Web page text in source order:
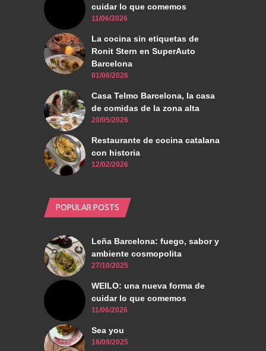
cuidar lo que comemos
11/06/2026
La cocina sin etiquetas de
Ronit Stern en SuperAuto
Barcelona
01/06/2026
Casa Telmo Barcelona, la casa
de comidas de la zona alta
20/05/2026
Restaurante de cocina catalana
con historia
12/02/2026
POPULAR POSTS
Leña Barcelona: fuego, sabor y
ambiente cosmopolita
27/10/2025
WEILO: una nueva forma de
cuidar lo que comemos
11/06/2026
Sea you
18/09/2025